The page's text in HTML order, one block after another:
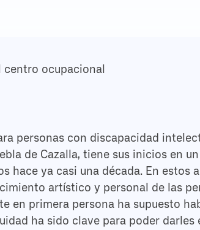
ocupacional
personas con discapacidad
de Cazalla, tiene sus inicios en
hace ya casi una década. En estos
artístico y personal de las
en primera persona ha supuesto
ha sido clave para poder darles